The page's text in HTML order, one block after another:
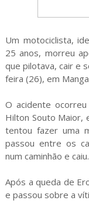
Um motociclista,
25 anos, morreu
que pilotava, cair e
feira (26), em
O acidente
Hilton Souto Maior,
tentou fazer uma
passou entre os
num caminhão e caiu.
Após a queda de
e passou sobre a